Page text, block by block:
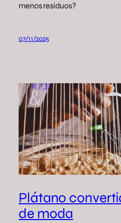
menos residuos?
07/11/2025
Plátano
de moda